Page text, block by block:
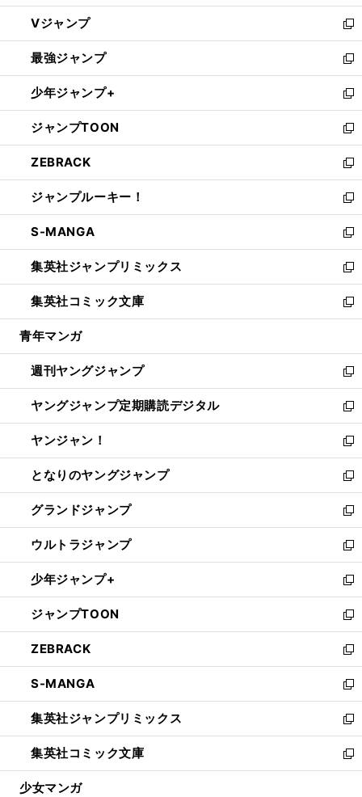
ウ
ィ
ン
ド
ウ
で
開
く
し
い
ウ
ィ
ン
ド
ウ
で
開
く
Vジャンプ
新
し
い
ウ
ィ
ン
ド
ウ
で
開
く
最強ジャンプ
新
し
い
ウ
ィ
ン
ド
ウ
で
開
く
少年ジャンプ+
新
し
い
ウ
ィ
ン
ド
ウ
で
開
く
ジャンプTOON
新
し
い
ウ
ィ
ン
ド
ウ
で
開
く
ZEBRACK
新
し
い
ウ
ィ
ン
ド
ウ
で
開
ジャンプルーキー！
新
し
い
ウ
ィ
ン
ド
ウ
開
く
S-MANGA
新
し
い
ウ
ィ
ン
ウ
で
開
く
集英社ジャンプリミックス
新
し
い
ウ
ン
ド
ウ
で
開
く
集英社コミック文庫
新
し
ウ
ィ
ン
ド
ウ
で
開
く
青年マンガ
週刊ヤングジャンプ
新
し
い
ウ
ィ
ン
ド
ウ
で
開
く
ヤングジャンプ定期購読デジタル
新
し
い
ウ
ィ
ン
ド
ウ
で
開
く
ヤンジャン！
新
し
い
ウ
ィ
ン
ド
ウ
で
開
く
となりのヤングジャンプ
新
し
い
ウ
ィ
ン
ド
ウ
で
開
く
グランドジャンプ
新
し
い
ウ
ィ
ン
ド
ウ
で
開
く
ウルトラジャンプ
新
し
い
ウ
ィ
ン
ド
ウ
で
開
く
少年ジャンプ+
新
し
い
ウ
ィ
ン
ド
ウ
で
開
く
ジャンプTOON
新
し
い
ウ
ィ
ン
ド
ウ
で
開
ZEBRACK
新
し
い
ウ
ィ
ン
ド
ウ
S-MANGA
新
し
い
ウ
ィ
ン
集英社ジャンプリミックス
新
し
い
ウ
集英社コミック文庫
新
し
少女マンガ